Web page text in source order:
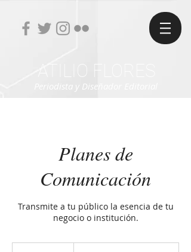
ATILIO FLORES
Periodista y Diseñador Editorial
Planes de
Comunicación
Transmite a tu público la esencia de tu
negocio o institución.